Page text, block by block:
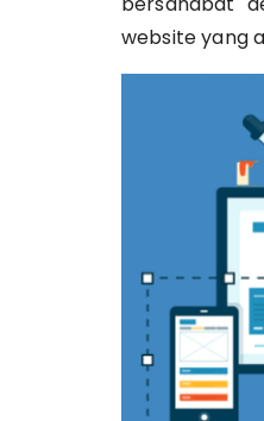
website yang